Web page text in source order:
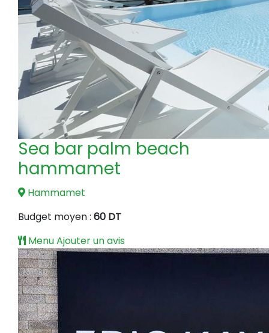
Sea bar palm beach
hammamet
Hammamet
Budget moyen : 60 DT
MenuAjouter un avis